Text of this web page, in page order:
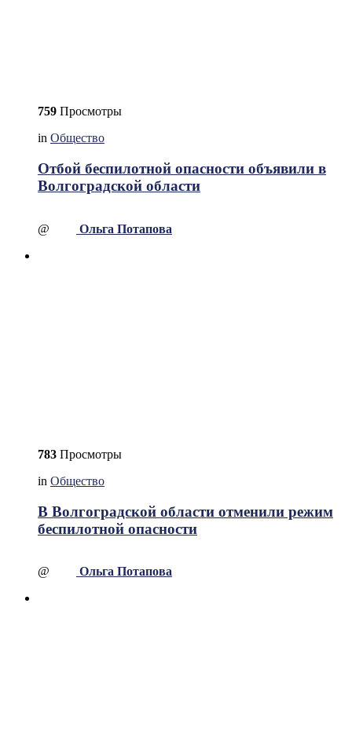
759 Просмотры
in Общество
Отбой беспилотной опасности объявили в
Волгоградской области
@ Ольга Потапова
783 Просмотры
in Общество
В Волгоградской области отменили режим
беспилотной опасности
@ Ольга Потапова